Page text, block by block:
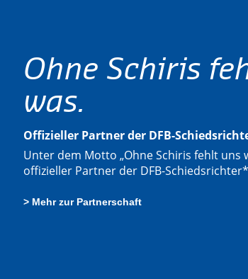
Ohne Schiris
was.
Offizieller Partner der DFB-
Unter dem Motto „Ohne Schiris fehlt uns
offizieller Partner der DFB-
> Mehr zur Partnerschaft